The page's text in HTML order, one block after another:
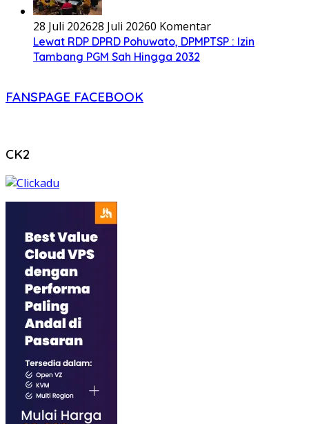
28 Juli 202628 Juli 20260 Komentar
Lewat RDP DPRD Pohuwato, DPMPTSP : Izin
Tambang PGM Sah Hingga 2032
FANSPAGE FACEBOOK
CK2